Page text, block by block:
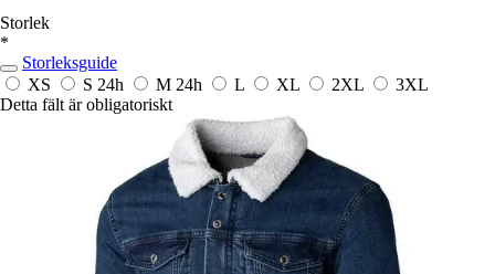
Storlek
*
Storleksguide
XS
S 24h M 24h L XL 2XL
3XL
Detta fält är obligatoriskt